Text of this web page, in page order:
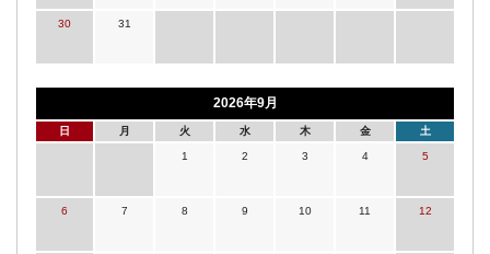
30 31
2026年9月
日 月 火 水 木 金 土
1 2 3 4 5
6 7 8 9 10 11 12